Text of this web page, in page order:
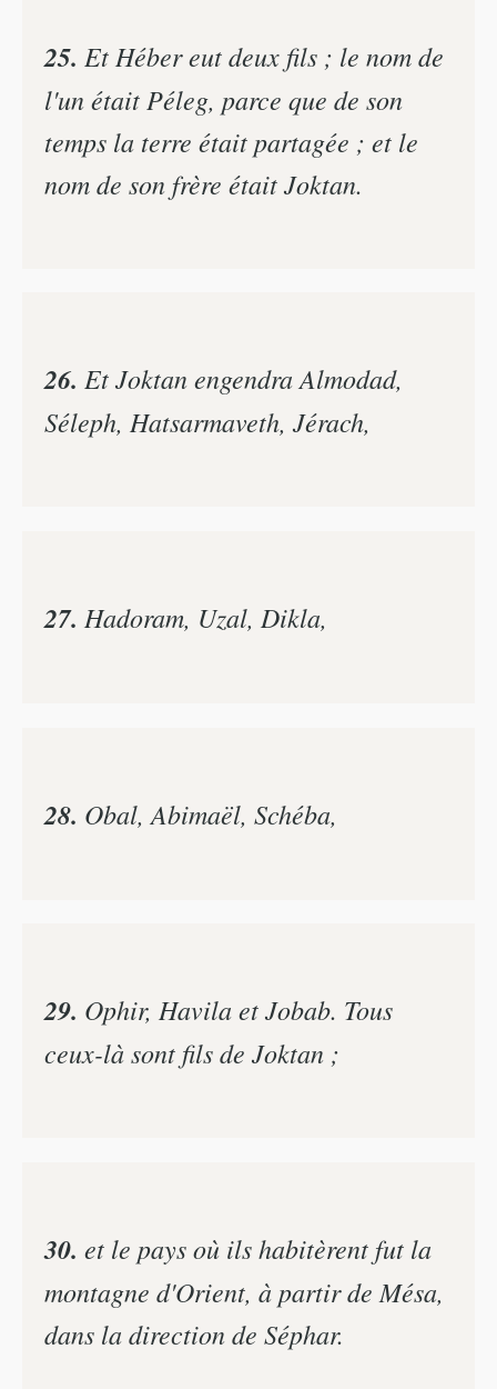
25. Et Héber eut deux fils ; le nom de
l'un était Péleg, parce que de son
temps la terre était partagée ; et le
nom de son frère était Joktan.
26. Et Joktan engendra Almodad,
Séleph, Hatsarmaveth, Jérach,
27. Hadoram, Uzal, Dikla,
28. Obal, Abimaël, Schéba,
29. Ophir, Havila et Jobab. Tous
ceux-là sont fils de Joktan ;
30. et le pays où ils habitèrent fut la
montagne d'Orient, à partir de Mésa,
dans la direction de Séphar.